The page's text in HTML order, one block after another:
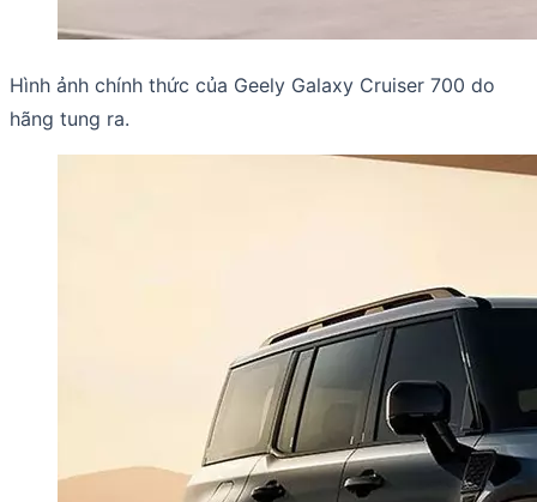
Hình ảnh chính thức của Geely Galaxy Cruiser 700 do
hãng tung ra.